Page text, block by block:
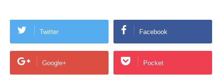
Twitter Facebook
Google+ Pocket